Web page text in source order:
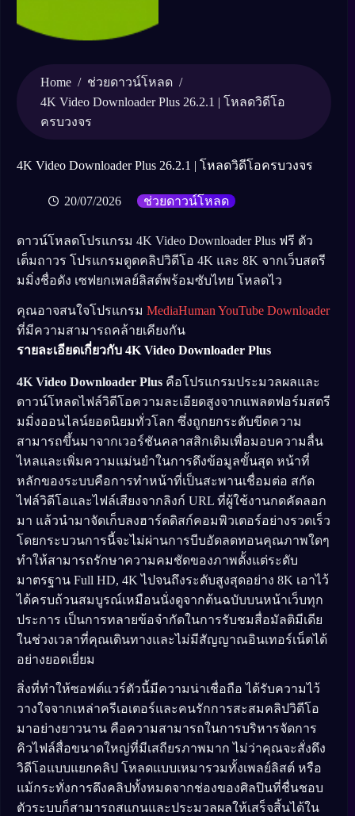
Home / ช่วยดาวน์โหลด /
4K Video Downloader Plus 26.2.1 | โหลดวิดีโอ
ครบวงจร
4K Video Downloader Plus 26.2.1 | โหลดวิดีโอครบวงจร
20/07/2026 ช่วยดาวน์โหลด
ดาวน์โหลดโปรแกรม 4K Video Downloader Plus ฟรี ตัว
เต็มถาวร โปรแกรมดูดคลิปวิดีโอ 4K และ 8K จากเว็บสตรี
มมิ่งชื่อดัง เซฟยกเพลย์ลิสต์พร้อมซับไทย โหลดไว
คุณอาจสนใจโปรแกรม MediaHuman YouTube Downloader
ที่มีความสามารถคล้ายเคียงกัน
รายละเอียดเกี่ยวกับ 4K Video Downloader Plus
4K Video Downloader Plus คือโปรแกรมประมวลผลและ
ดาวน์โหลดไฟล์วิดีโอความละเอียดสูงจากแพลตฟอร์มสตรี
มมิ่งออนไลน์ยอดนิยมทั่วโลก ซึ่งถูกยกระดับขีดความ
สามารถขึ้นมาจากเวอร์ชันคลาสสิกเดิมเพื่อมอบความลื่น
ไหลและเพิ่มความแม่นยำในการดึงข้อมูลขั้นสุด หน้าที่
หลักของระบบคือการทำหน้าที่เป็นสะพานเชื่อมต่อ สกัด
ไฟล์วิดีโอและไฟล์เสียงจากลิงก์ URL ที่ผู้ใช้งานกดคัดลอก
มา แล้วนำมาจัดเก็บลงฮาร์ดดิสก์คอมพิวเตอร์อย่างรวดเร็ว
โดยกระบวนการนี้จะไม่ผ่านการบีบอัดลดทอนคุณภาพใดๆ
ทำให้สามารถรักษาความคมชัดของภาพตั้งแต่ระดับ
มาตรฐาน Full HD, 4K ไปจนถึงระดับสูงสุดอย่าง 8K เอาไว้
ได้ครบถ้วนสมบูรณ์เหมือนนั่งดูจากต้นฉบับบนหน้าเว็บทุก
ประการ เป็นการทลายข้อจำกัดในการรับชมสื่อมัลติมีเดีย
ในช่วงเวลาที่คุณเดินทางและไม่มีสัญญาณอินเทอร์เน็ตได้
อย่างยอดเยี่ยม
สิ่งที่ทำให้ซอฟต์แวร์ตัวนี้มีความน่าเชื่อถือ ได้รับความไว้
วางใจจากเหล่าครีเอเตอร์และคนรักการสะสมคลิปวิดีโอ
มาอย่างยาวนาน คือความสามารถในการบริหารจัดการ
คิวไฟล์สื่อขนาดใหญ่ที่มีเสถียรภาพมาก ไม่ว่าคุณจะสั่งดึง
วิดีโอแบบแยกคลิป โหลดแบบเหมารวมทั้งเพลย์ลิสต์ หรือ
แม้กระทั่งการดึงคลิปทั้งหมดจากช่องของศิลปินที่ชื่นชอบ
ตัวระบบก็สามารถสแกนและประมวลผลให้เสร็จสิ้นได้ใน